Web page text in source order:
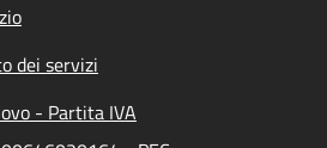
dei servizi
- Partita IVA